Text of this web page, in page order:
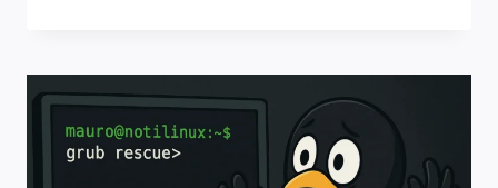
START
LIGHT
DISPLAY
MANAGER»